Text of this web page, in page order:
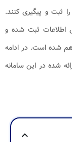
ثبت و پیگیری کنند.
اطلاعات ثبت شده و
شده است. در ادامه
شده در این سامانه
expand_more